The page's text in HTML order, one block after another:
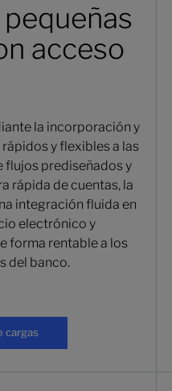
acceso
la incorporación y
y flexibles a las
flujos prediseñados y
rápida de cuentas, la
integración fluida en
electrónico y
forma rentable a los
del banco.
cargas